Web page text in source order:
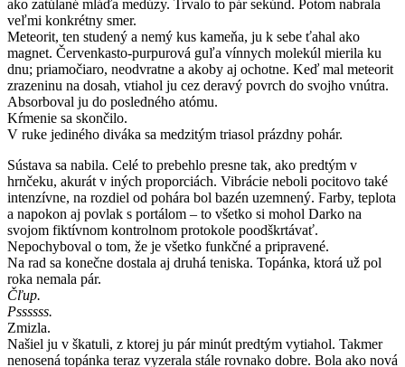
ako zatúlané mláďa medúzy. Trvalo to pár sekúnd. Potom nabrala
veľmi konkrétny smer.
Meteorit, ten studený a nemý kus kameňa, ju k sebe ťahal ako
magnet. Červenkasto-purpurová guľa vínnych molekúl mierila ku
dnu; priamočiaro, neodvratne a akoby aj ochotne. Keď mal meteorit
zrazeninu na dosah, vtiahol ju cez deravý povrch do svojho vnútra.
Absorboval ju do posledného atómu.
Kŕmenie sa skončilo.
V ruke jediného diváka sa medzitým triasol prázdny pohár.
Sústava sa nabila. Celé to prebehlo presne tak, ako predtým v
hrnčeku, akurát v iných proporciách. Vibrácie neboli pocitovo také
intenzívne, na rozdiel od pohára bol bazén uzemnený. Farby, teplota
a napokon aj povlak s portálom – to všetko si mohol Darko na
svojom fiktívnom kontrolnom protokole poodškrtávať.
Nepochyboval o tom, že je všetko funkčné a pripravené.
Na rad sa konečne dostala aj druhá teniska. Topánka, ktorá už pol
roka nemala pár.
Čľup.
Pssssss.
Zmizla.
Našiel ju v škatuli, z ktorej ju pár minút predtým vytiahol. Takmer
nenosená topánka teraz vyzerala stále rovnako dobre. Bola ako nová